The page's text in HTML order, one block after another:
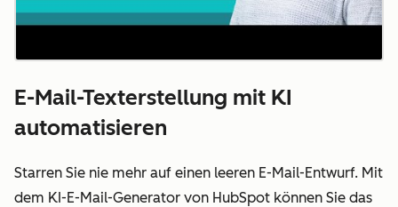
E-Mail-Texterstellung mit KI
automatisieren
Starren Sie nie mehr auf einen leeren E-Mail-Entwurf. Mit
dem KI-E-Mail-Generator von HubSpot können Sie das